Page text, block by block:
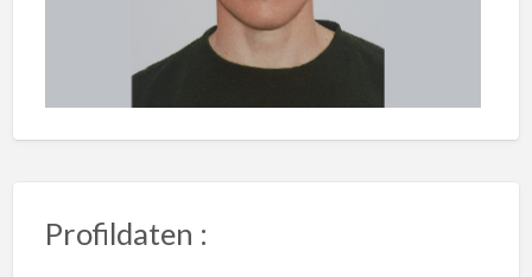
Profildaten :